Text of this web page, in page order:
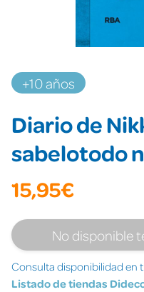
+10 años
Diario de
sabelotodo
15,95€
No disponible
Consulta disponibilidad en
Listado de tiendas